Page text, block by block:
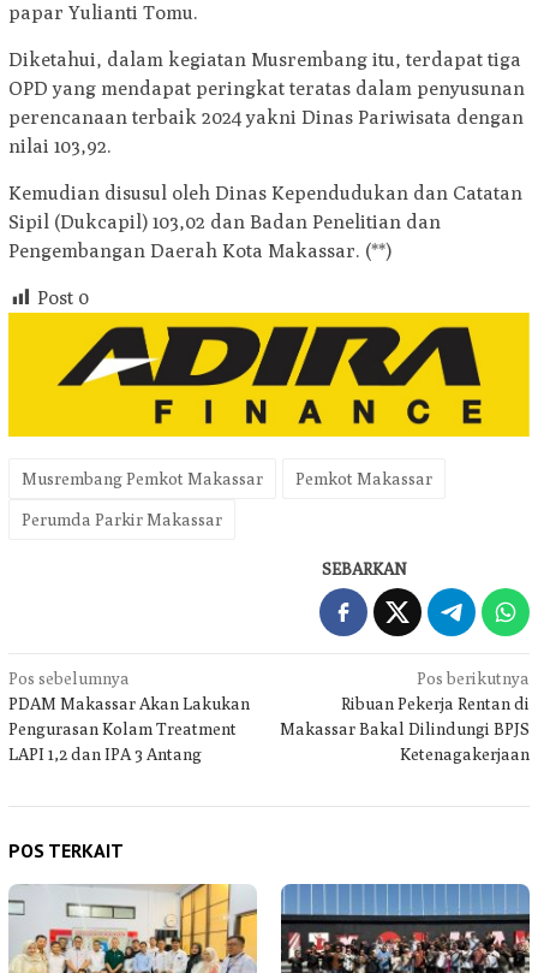
papar Yulianti Tomu.
Diketahui, dalam kegiatan Musrembang itu, terdapat tiga
OPD yang mendapat peringkat teratas dalam penyusunan
perencanaan terbaik 2024 yakni Dinas Pariwisata dengan
nilai 103,92.
Kemudian disusul oleh Dinas Kependudukan dan Catatan
Sipil (Dukcapil) 103,02 dan Badan Penelitian dan
Pengembangan Daerah Kota Makassar. (**)
Post 0
Musrembang Pemkot Makassar Pemkot Makassar
Perumda Parkir Makassar
SEBARKAN
Navigasi
pos
Pos sebelumnya
PDAM Makassar Akan Lakukan
Pengurasan Kolam Treatment
LAPI 1,2 dan IPA 3 Antang
Pos berikutnya
Ribuan Pekerja Rentan di
Makassar Bakal Dilindungi BPJS
Ketenagakerjaan
POS TERKAIT